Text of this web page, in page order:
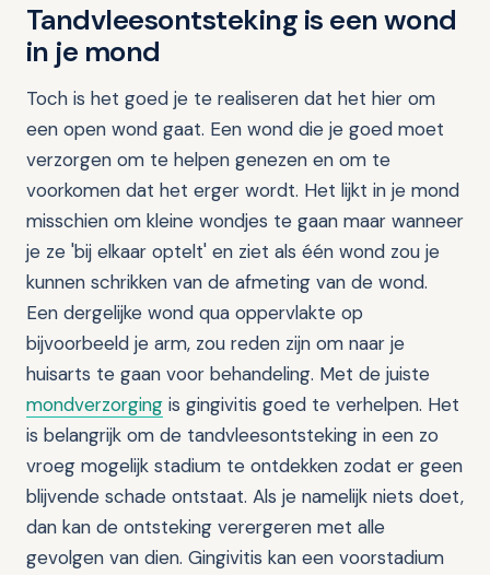
Tandvleesontsteking is een wond
in je mond
Toch is het goed je te realiseren dat het hier om
een open wond gaat. Een wond die je goed moet
verzorgen om te helpen genezen en om te
voorkomen dat het erger wordt. Het lijkt in je mond
misschien om kleine wondjes te gaan maar wanneer
je ze 'bij elkaar optelt' en ziet als één wond zou je
kunnen schrikken van de afmeting van de wond.
Een dergelijke wond qua oppervlakte op
bijvoorbeeld je arm, zou reden zijn om naar je
huisarts te gaan voor behandeling. Met de juiste
mondverzorging is gingivitis goed te verhelpen. Het
is belangrijk om de tandvleesontsteking in een zo
vroeg mogelijk stadium te ontdekken zodat er geen
blijvende schade ontstaat. Als je namelijk niets doet,
dan kan de ontsteking verergeren met alle
gevolgen van dien. Gingivitis kan een voorstadium